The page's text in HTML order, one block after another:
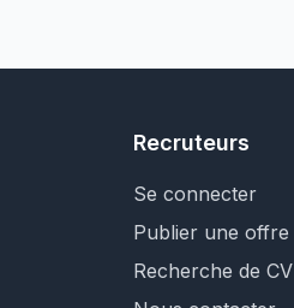
Recruteurs
Se connecter
Publier une offre
Recherche de CV